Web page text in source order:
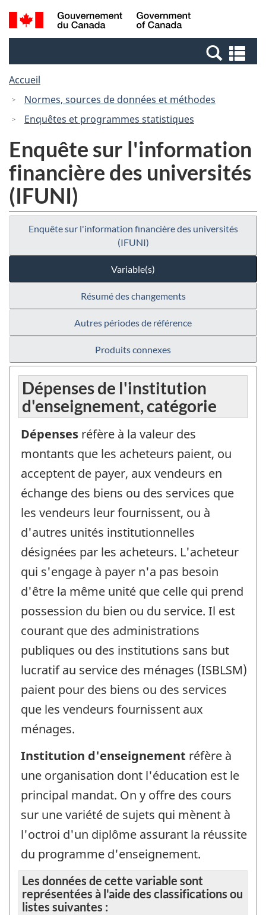
Passer
au
Passer
à
Canada
Recherche
et
et
Accueil
Normes, sources de données et méthodes
Enquêtes et programmes statistiques
Enquête sur l'information
financière des universités
(IFUNI)
Enquête sur l'information financière des universités
(IFUNI)
Variable(s)
Résumé des changements
Autres périodes de référence
Produits connexes
Dépenses de l'institution
d'enseignement, catégorie
Dépenses réfère à la valeur des
montants que les acheteurs paient, ou
acceptent de payer, aux vendeurs en
échange des biens ou des services que
les vendeurs leur fournissent, ou à
d'autres unités institutionnelles
désignées par les acheteurs. L'acheteur
qui s'engage à payer n'a pas besoin
d'être la même unité que celle qui prend
possession du bien ou du service. Il est
courant que des administrations
publiques ou des institutions sans but
lucratif au service des ménages (ISBLSM)
paient pour des biens ou des services
que les vendeurs fournissent aux
ménages.
Institution d'enseignement réfère à
une organisation dont l'éducation est le
principal mandat. On y offre des cours
sur une variété de sujets qui mènent à
l'octroi d'un diplôme assurant la réussite
du programme d'enseignement.
Les données de cette variable sont
représentées à l'aide des classifications ou
listes suivantes :